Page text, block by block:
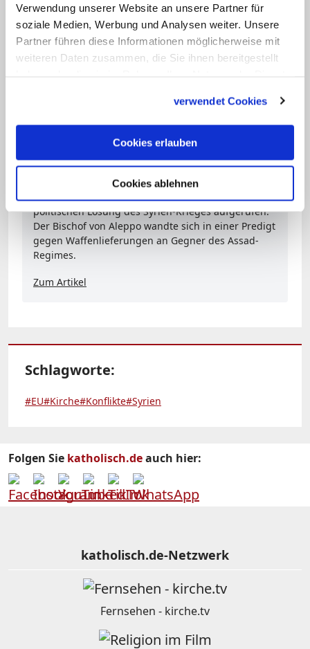
Verwendung unserer Website an unsere Partner für
soziale Medien, Werbung und Analysen weiter. Unsere
Partner führen diese Informationen möglicherweise mit
weiteren Daten zusammen, die Sie ihnen bereitgestellt
verwendet Cookies
Cookies erlauben
Cookies ablehnen
Jeanbar, der armenisch-katholische
Erzbischof von Aleppo, Boutros Marayati,
und der syrisch-katholische Erzbischof
Linktipp: Kirche fordert politische Lösung für
Syrien-Krieg
Vor Beginn des neuen Jahres haben das Hilfswerk
Caritas internationales und der Vatikan zu einer
politischen Lösung des Syrien-Krieges aufgerufen.
Der Bischof von Aleppo wandte sich in einer Predigt
gegen Waffenlieferungen an Gegner des Assad-
Regimes.
Zum Artikel
Schlagworte:
#EU#Kirche#Konflikte#Syrien
Folgen Sie katholisch.deauch hier:
katholisch.de-Netzwerk
Fernsehen - kirche.tv